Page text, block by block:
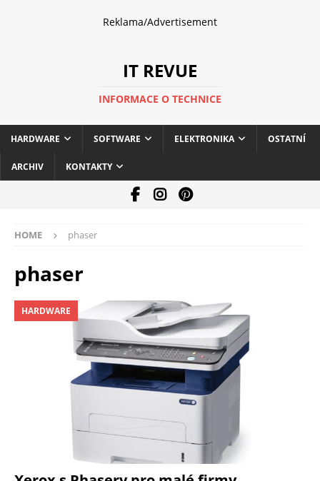
Reklama/Advertisement
IT REVUE
INFORMACE O TECHNICE
HARDWARE SOFTWARE ELEKTRONIKA OSTATNÍ
ARCHIV KONTAKTY
HOME phaser
phaser
HARDWARE